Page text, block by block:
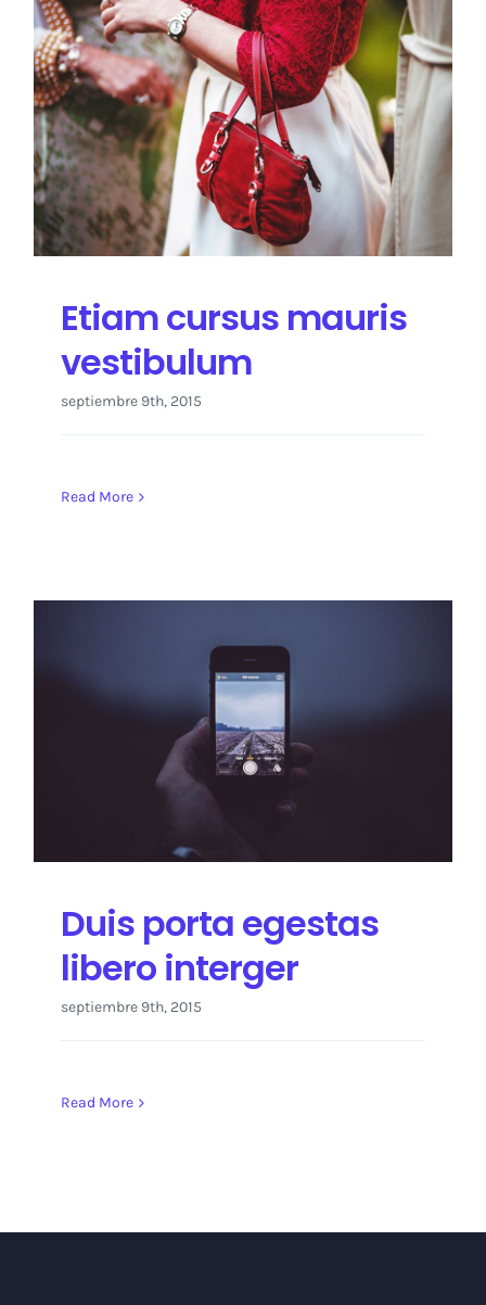
Etiam cursus mauris
vestibulum
septiembre 9th, 2015
Read More
Duis porta egestas
libero interger
septiembre 9th, 2015
Read More